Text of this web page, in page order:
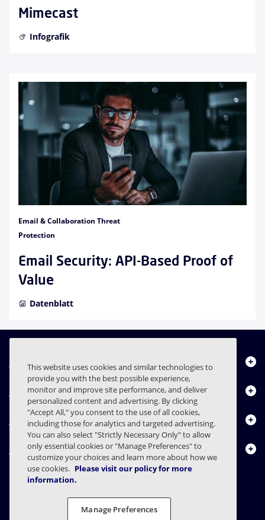
Mimecast
Infografik
Email & Collaboration Threat
Protection
Email Security: API-Based Proof of
Value
Datenblatt
Über uns
Produkte
Ressourcencenter
Kontakt
Datenschutzerklärung
Recht
This website uses cookies and similar technologies to
provide you with the best possible experience,
monitor and improve site performance, and deliver
personalized content and advertising. By clicking
"Accept All," you consent to the use of all cookies,
including those for analytics and targeted advertising.
You can also select "Strictly Necessary Only" to allow
only essential cookies or "Manage Preferences" to
customize your choices and learn more about how we
use cookies. Please visit our policy for more
information.
Manage Preferences